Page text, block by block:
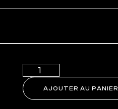
AJOUTER AU PANIER